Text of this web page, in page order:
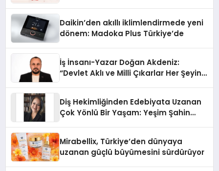
Daikin’den akıllı iklimlendirmede yeni
dönem: Madoka Plus Türkiye’de
İş İnsanı-Yazar Doğan Akdeniz:
“Devlet Aklı ve Milli Çıkarlar Her Şeyin
Diş Hekimliğinden Edebiyata Uzanan
Çok Yönlü Bir Yaşam: Yeşim Şahin
Mirabellix, Türkiye’den dünyaya
uzanan güçlü büyümesini sürdürüyor